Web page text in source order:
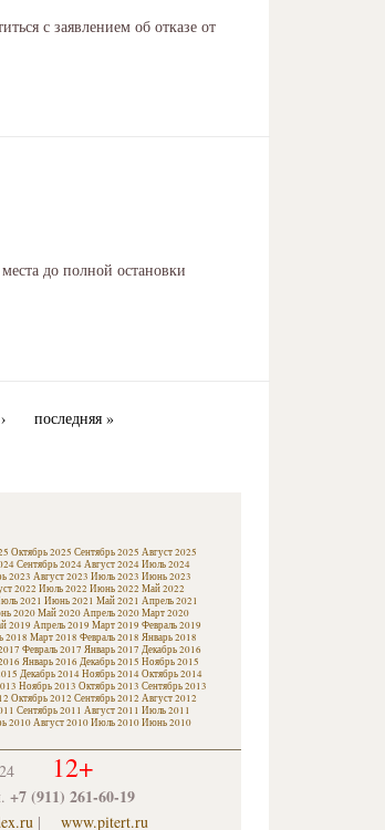
с заявлением об отказе от
до полной остановки
последняя »
Октябрь 2025 Сентябрь 2025 Август 2025
Сентябрь 2024Август 2024Июль 2024
2023 Август 2023 Июль 2023 Июнь 2023
2022 Июль 2022 Июнь 2022 Май 2022
2021 Июнь 2021 Май 2021 Апрель 2021
2020Май 2020Апрель 2020Март 2020
2019 Апрель 2019 Март 2019 Февраль 2019
2018 Март 2018 Февраль 2018 Январь 2018
Февраль 2017 Январь 2017 Декабрь 2016
Январь 2016 Декабрь 2015 Ноябрь 2015
Декабрь 2014Ноябрь 2014Октябрь 2014
Ноябрь 2013 Октябрь 2013 Сентябрь 2013
Октябрь 2012 Сентябрь 2012 Август 2012
Сентябрь 2011 Август 2011 Июль 2011
2010Август 2010Июль 2010Июнь 2010
12+
+7 (911) 261-60-19
| www.pitert.ru